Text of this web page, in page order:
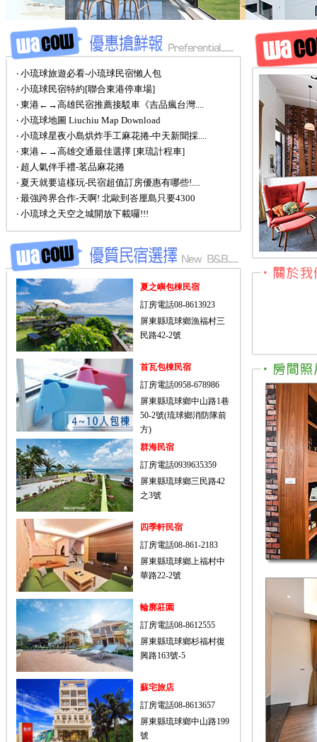
‧ 小琉球旅遊必看-小琉球民宿懶人包
‧ 小琉球民宿特約[聯合東港停車場]
‧ 東港←→高雄民宿推薦接駁車《吉品瘋台灣....
‧ 小琉球地圖 Liuchiu Map Download
‧ 小琉球星夜小島烘炸手工麻花捲-中天新聞採....
‧ 東港←→高雄交通最佳選擇 [東琉計程車]
‧ 超人氣伴手禮-茗品麻花捲
‧ 夏天就要這樣玩-民宿超值訂房優惠有哪些!....
‧ 最強跨界合作-天啊! 北歐到峇厘島只要4300
‧ 小琉球之天空之城開放下載囉!!!
夏之嶼包棟民宿
訂房電話08-8613923
屏東縣琉球鄉漁福村三
民路42-2號
首瓦包棟民宿
訂房電話0958-678986
屏東縣琉球鄉中山路1巷
50-2號(琉球鄉消防隊前
方)
群海民宿
訂房電話0939635359
屏東縣琉球鄉三民路42
之3號
四季軒民宿
訂房電話08-861-2183
屏東縣琉球鄉上福村中
華路22-2號
輪廓莊園
訂房電話08-8612555
屏東縣琉球鄉杉福村復
興路163號-5
蘇宅旅店
訂房電話08-8613657
屏東縣琉球鄉中山路199
號